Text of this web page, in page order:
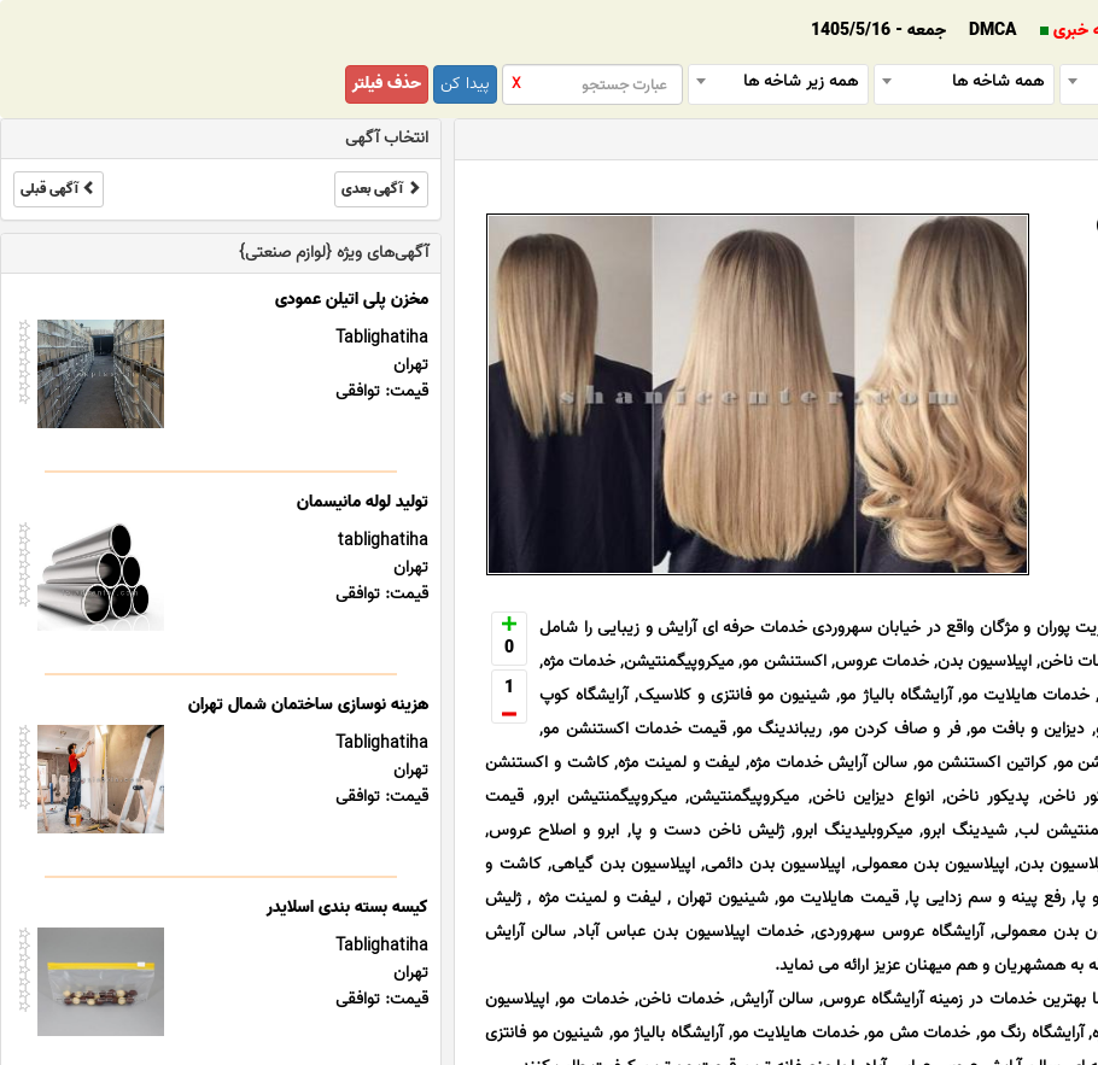
خبری DMCA
جمعه - 1405/5/16
همه شاخه ها همه زیر شاخه ها X پیدا کن
حذف فیلتر
0
1
پوران و مژگان واقع در خیابان سهروردی خدمات حرفه ای آرایش و زیبایی را شامل
ناخن, اپیلاسیون بدن, خدمات عروس, اکستنشن مو, میکروپیگمنتیشن, خدمات مژه,
هایلایت مو, آرایشگاه بالیاژ مو, شینیون مو فانتزی و کلاسیک, آرایشگاه کوپ
دیزاین و بافت مو, فر و صاف کردن مو, ریباندینگ مو, قیمت خدمات اکستنشن مو,
کراتین اکستنشن مو, سالن آرایش خدمات مژه, لیفت و لمینت مژه, کاشت و اکستنشن
پدیکور ناخن, انواع دیزاین ناخن, میکروپیگمنتیشن, میکروپیگمنتیشن ابرو, قیمت
لب, شیدینگ ابرو, میکروبلیدینگ ابرو, ژلیش ناخن دست و پا, ابرو و اصلاح عروس,
بدن, اپیلاسیون بدن معمولی, اپیلاسیون بدن دائمی, اپیلاسیون بدن گیاهی, کاشت و
پا, رفع پینه و سم زدایی پا, قیمت هایلایت مو, شینیون تهران , لیفت و لمینت مژه , ژلیش
بدن معمولی, آرایشگاه عروس سهروردی, خدمات اپیلاسیون بدن عباس آباد, سالن آرایش
بهترین خدمات در زمینه آرایشگاه عروس, سالن آرایش, خدمات ناخن, خدمات مو, اپیلاسیون
رنگ مو, خدمات مش مو, خدمات هایلایت مو, آرایشگاه بالیاژ مو, شینیون مو فانتزی
انتخاب آگهی
آگهی بعدی آگهی قبلی
آگهی‌های ویژه {لوازم صنعتی}
مخزن پلی اتیلن عمودی
Tablighatiha
تهران
قیمت: توافقی
تولید لوله مانیسمان
tablighatiha
تهران
قیمت: توافقی
هزینه نوسازی ساختمان شمال تهران
Tablighatiha
تهران
قیمت: توافقی
کیسه بسته بندی اسلایدر
Tablighatiha
تهران
قیمت: توافقی